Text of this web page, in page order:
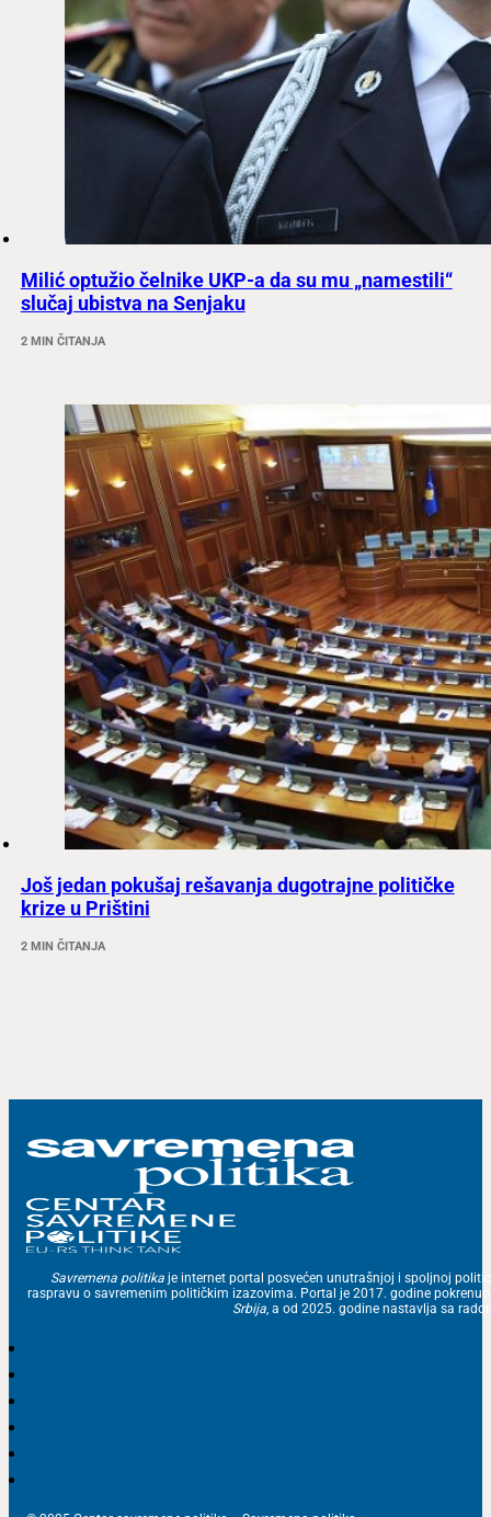
Milić optužio čelnike UKP-a da su mu „namestili“
slučaj ubistva na Senjaku
2 MIN ČITANJA
Još jedan pokušaj rešavanja dugotrajne političke
krize u Prištini
2 MIN ČITANJA
Savremena politika je internet portal posvećen unutrašnjoj i spoljnoj
raspravu o savremenim političkim izazovima. Portal je 2017. godine
Srbija, a od 2025. godine nastavlja sa